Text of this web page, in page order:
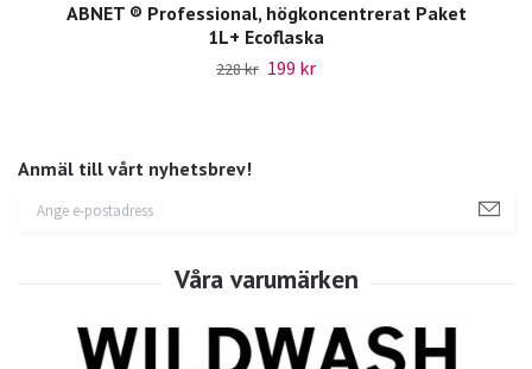
Anmäl till vårt nyhetsbrev!
ABNET ® Professional, högkoncentrerat Paket
1L+ Ecoflaska
228 kr 199 kr